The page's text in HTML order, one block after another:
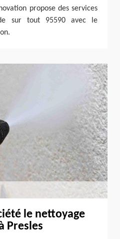
propose des services
sur tout 95590 avec le
le nettoyage
Presles